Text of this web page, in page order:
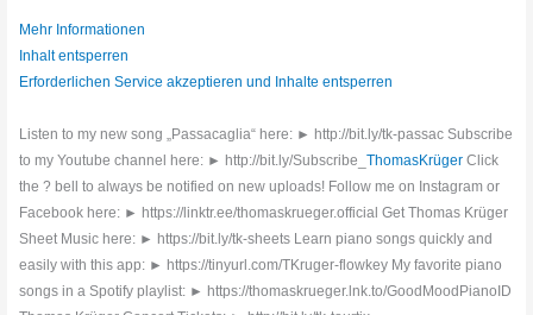
Mehr Informationen
Inhalt entsperren
Erforderlichen Service akzeptieren und Inhalte entsperren
Listen to my new song „Passacaglia“ here: ► http://bit.ly/tk-passac Subscribe
to my Youtube channel here: ► http://bit.ly/Subscribe_ThomasKrüger Click
the ? bell to always be notified on new uploads! Follow me on Instagram or
Facebook here: ► https://linktr.ee/thomaskrueger.official Get Thomas Krüger
Sheet Music here: ► https://bit.ly/tk-sheets Learn piano songs quickly and
easily with this app: ► https://tinyurl.com/TKruger-flowkey My favorite piano
songs in a Spotify playlist: ► https://thomaskrueger.lnk.to/GoodMoodPianoID